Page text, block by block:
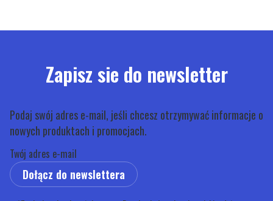
Zapisz sie do newsletter
Podaj swój adres e-mail, jeśli chcesz otrzymywać informacje o
nowych produktach i promocjach.
Twój adres e-mail
Dołącz do newslettera